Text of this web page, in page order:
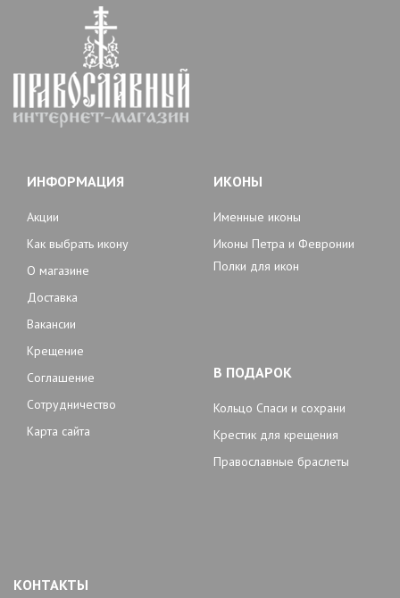
ИНФОРМАЦИЯ
Акции
Как выбрать икону
О магазине
Доставка
Вакансии
Крещение
Соглашение
Сотрудничество
Карта сайта
ИКОНЫ
Именные иконы
Иконы Петра и Февронии
Полки для икон
В ПОДАРОК
Кольцо Спаси и сохрани
Крестик для крещения
Православные браслеты
КОНТАКТЫ